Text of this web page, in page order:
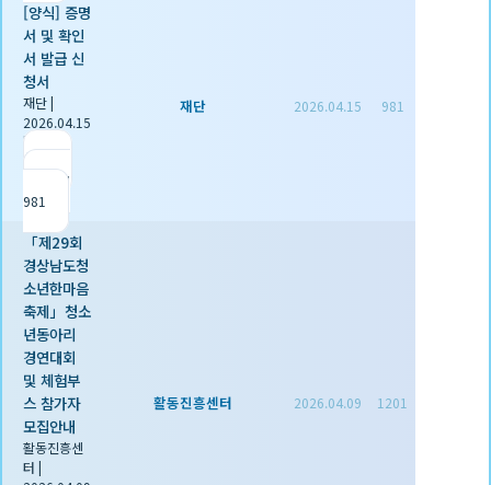
[양식] 증명
서 및 확인
서 발급 신
청서
재단|
2026.04.15
|
조회
981
재단 2026.04.15 981
「제29회
경상남도청
소년한마음
축제」청소
년동아리
경연대회
및 체험부
스 참가자
모집안내
활동진흥센
터 |
활동진흥센터 2026.04.09 1201